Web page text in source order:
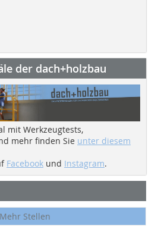
der dach+holzbau
mit Werkzeugtests,
mehr finden Sie unter diesem
Facebook und Instagram.
Mehr Stellen